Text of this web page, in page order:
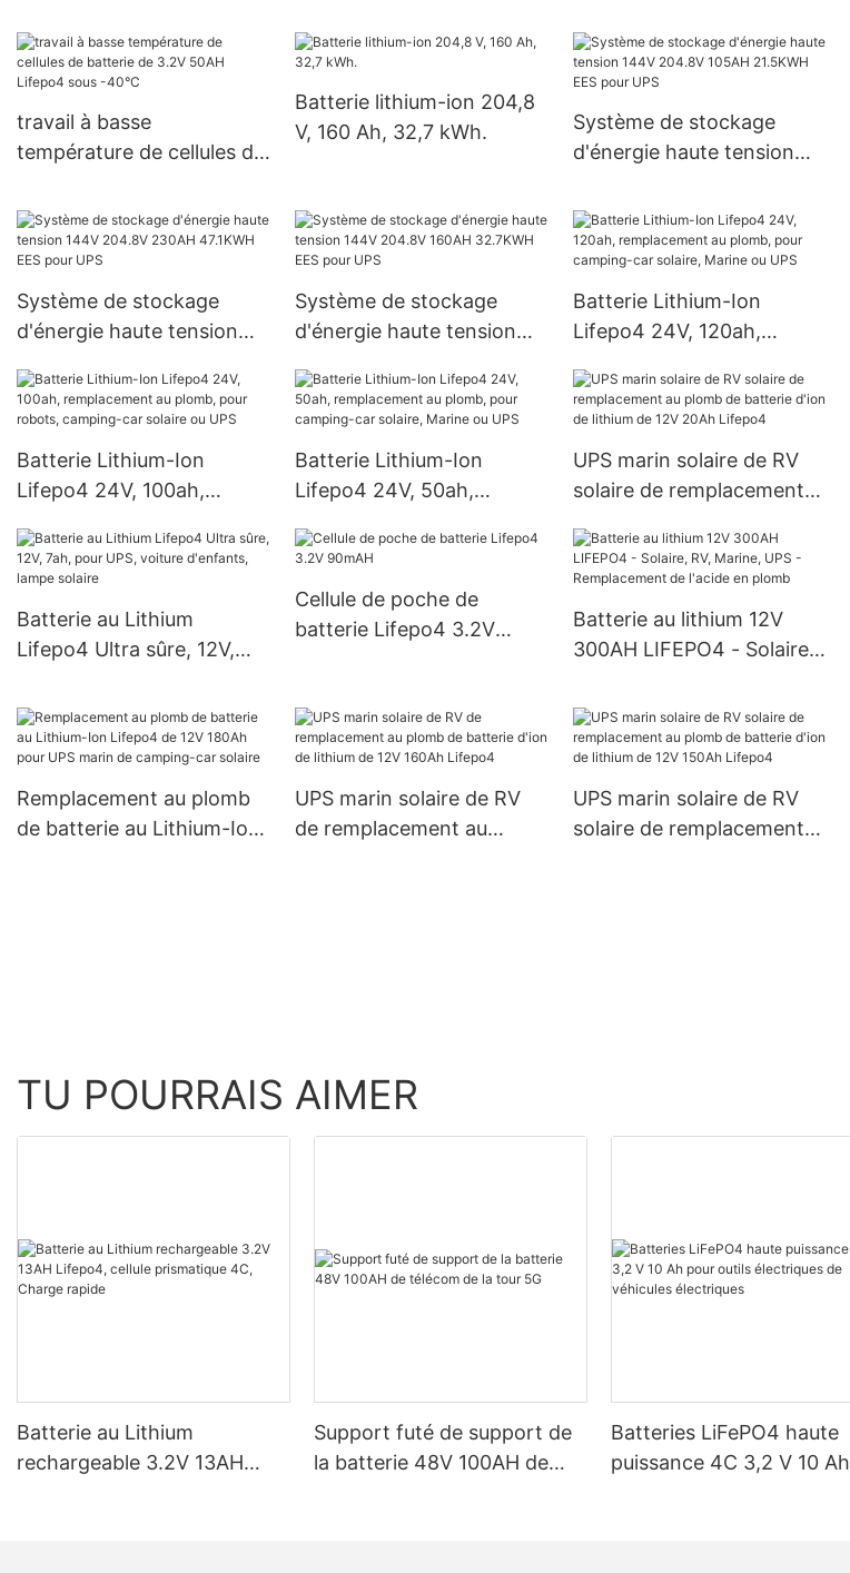
travail à basse
température de cellules de
Lifepo4 sous -40°C
Batterie lithium-ion 204,8
V, 160 Ah, 32,7 kWh.
Système de stockage
d'énergie haute tension
21.5KWH EES pour UPS
Système de stockage
d'énergie haute tension
47.1KWH EES pour UPS
Système de stockage
d'énergie haute tension
32.7KWH EES pour UPS
Batterie Lithium-Ion
Lifepo4 24V, 120ah,
pour camping-car solaire,
Marine ou UPS
Batterie Lithium-Ion
Lifepo4 24V, 100ah,
pour robots, camping-car
solaire ou UPS
Batterie Lithium-Ion
Lifepo4 24V, 50ah,
pour camping-car solaire,
UPS marin solaire de RV
solaire de remplacement
de lithium de 12V 20Ah
Lifepo4
Batterie au Lithium
Lifepo4 Ultra sûre, 12V,
d'enfants, lampe solaire
Cellule de poche de
batterie Lifepo4 3.2V
Batterie au lithium 12V
300AH LIFEPO4 - Solaire,
Remplacement de l'acide
en plomb
Remplacement au plomb
de batterie au Lithium-Ion
UPS marin solaire de RV
de remplacement au
UPS marin solaire de RV
solaire de remplacement
TU POURRAIS AIMER
Batterie au Lithium
rechargeable 3.2V 13AH
Support futé de support de
la batterie 48V 100AH ​​de
Batteries LiFePO4 haute
puissance 4C 3,2 V 10 Ah